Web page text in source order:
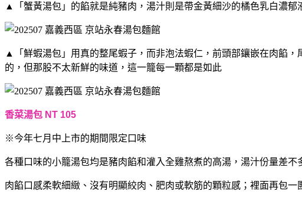
▲「蟹黃湯包」的餡就是純豬肉，湯汁則是帶金黃細沙的橘色乳白濃
▲「鮮蝦湯包」用真的整尾蝦子，而非泡法蝦仁，前頭部鑲嵌在肉餡
的，但那股不太新鮮的味道，這一籠每一顆都是如此
香菜湯包 NT 105
※今年七月中上市的期間限定口味
各種口味的小籠湯包均是豬肉餡和灌入全雞熬煮的高湯，湯汁份量差
肉餡口感柔軟細緻、沒有明顯絞肉、肥肉或軟筋的顆粒感；裡面再包